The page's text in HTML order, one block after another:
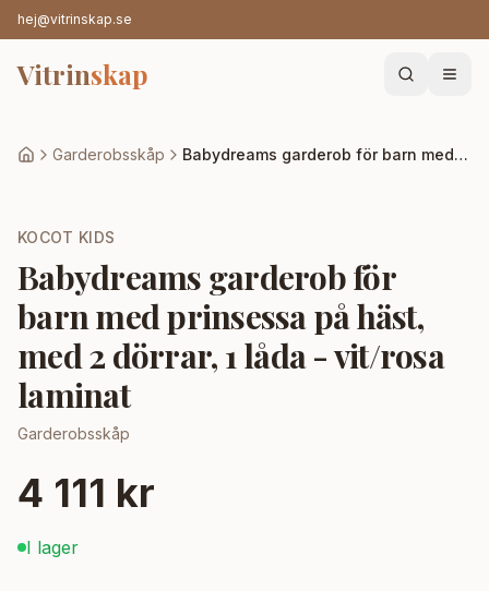
hej@vitrinskap.se
Vitrinskap
Garderobsskåp Babydreams garderob för barn med prinsessa på häst, med 2 dörrar, 1 låda - vit/rosa laminat
KOCOT KIDS
Babydreams garderob för
barn med prinsessa på häst,
med 2 dörrar, 1 låda - vit/rosa
laminat
Garderobsskåp
4 111 kr
I lager